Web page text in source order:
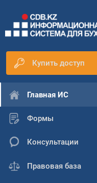
Купить доступ
Главная ИС
Формы
Консультации
Правовая база